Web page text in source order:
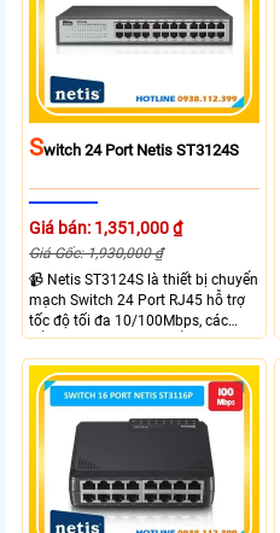
động như AP, WDS, Repeater, và
Multi-SSID
SWitch 24 Port Netis ST3124S
Giá bán: 1,351,000 ₫
Giá Gốc: 1,930,000 ₫
📹 Netis ST3124S là thiết bị chuyển
mạch Switch 24 Port RJ45 hỗ trợ
tốc độ tối đa 10/100Mbps, các
cổng đáp ứng tiêu chuẩn IEEE
802.3, IEEE 802.3u và IEEE
802.3az. Switch có bộ nhớ lưu trữ
MAC lên đến 8K và khả năng
chuyển mạch 4.8Gbps, đảm bảo
kết nối ổn định và hiệu quả cao.